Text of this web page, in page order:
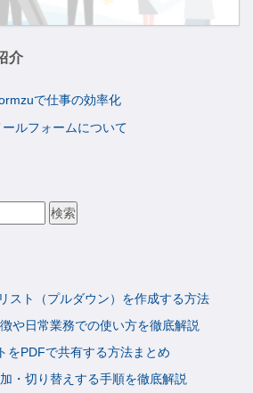
介
で仕事の効率化
ールフォームについて
スト（プルダウン）を作成する方法
や日常業務での使い方を徹底解説
をPDFで共有する方法まとめ
・切り替えする手順を徹底解説